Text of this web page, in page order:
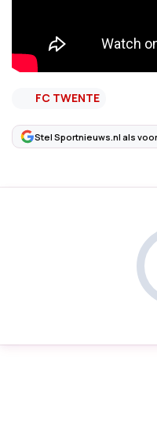
FC TWENTE
Stel Sportnieuws.nl als